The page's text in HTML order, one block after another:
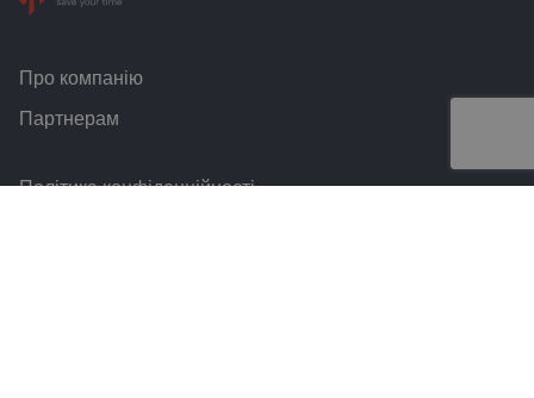
Про компанію
Партнерам
Політика конфіденційності